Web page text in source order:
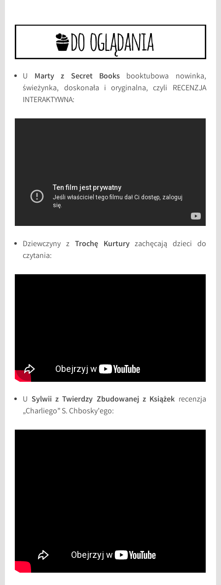
U Marty z Secret Booksbooktubowa nowinka,
świeżynka, doskonała i oryginalna, czyli RECENZJA
INTERAKTYWNA:
Dziewczyny z Trochę Kurturyzachęcają dzieci do
czytania:
U Sylwii z Twierdzy Zbudowanej z Książek recenzja
„Charliego” S. Chbosky’ego: